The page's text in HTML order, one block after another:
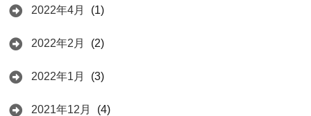
2022年4月 (1)
2022年2月 (2)
2022年1月 (3)
2021年12月 (4)